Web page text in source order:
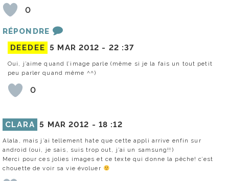
0
RÉPONDRE
DEEDEE 5 MAR 2012 - 22 :37
Oui, j’aime quand l’image parle (même si je la fais un tout petit
peu parler quand même ^^)
0
CLARA 5 MAR 2012 - 18 :12
Alala, mais j’ai tellement hate que cette appli arrive enfin sur
android (oui, je sais, suis trop out, j’ai un samsung!!)
Merci pour ces jolies images et ce texte qui donne la pêche! c’est
chouette de voir sa vie évoluer